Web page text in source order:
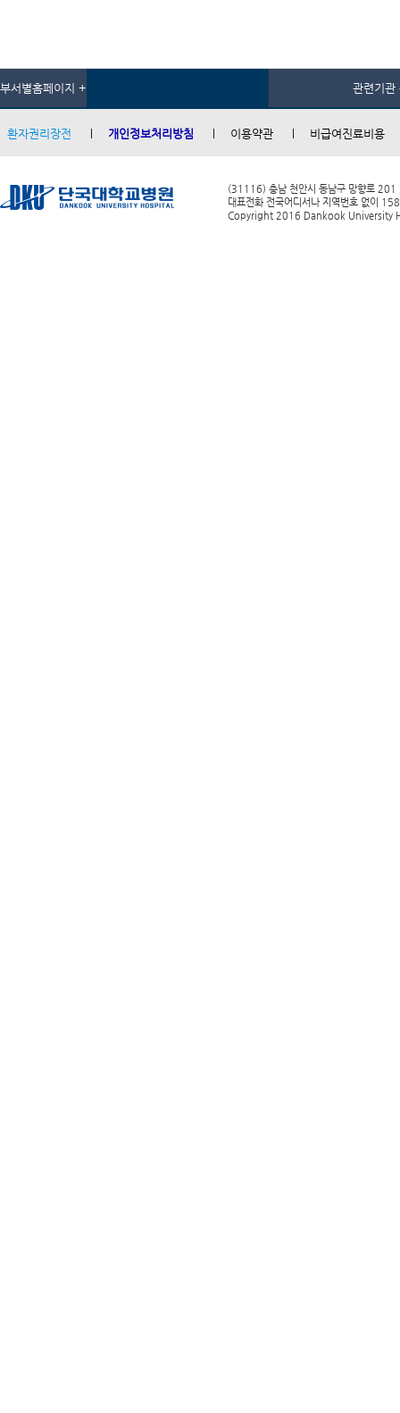
부서별홈페이지 + 관련기관
환자권리장전 개인정보처리방침 이용약관 비급여진료비용
(31116) 충남 천안시 동남구 망향로 201
대표전화 전국어디서나 지역번호 없이
Copyright 2016 Dankook University